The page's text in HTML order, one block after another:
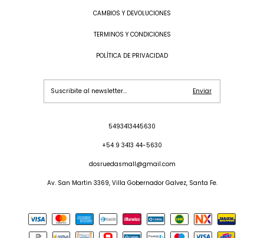
CAMBIOS Y DEVOLUCIONES
TERMINOS Y CONDICIONES
POLÍTICA DE PRIVACIDAD
5493413445630
+54 9 3413 44-5630
dosruedasmall@gmail.com
Av. San Martin 3369, Villa Gobernador Galvez, Santa Fe.